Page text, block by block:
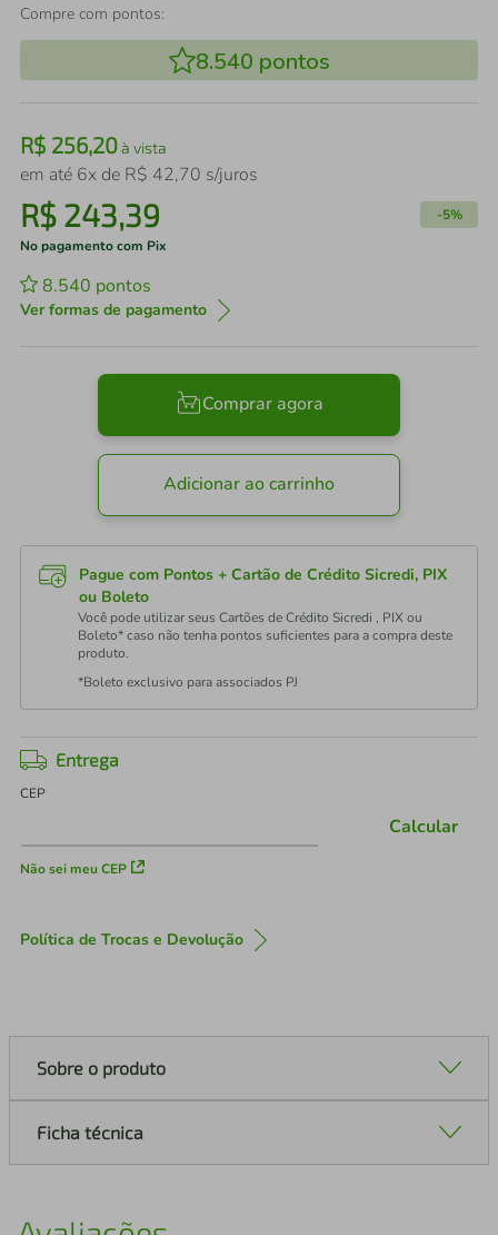
Compre com pontos:
8.540 pontos
R$ 256,20à vista
em até 6x de R$ 42,70 s/juros
R$ 243,39 -5%
No pagamento com Pix
8.540 pontos
Ver formas de pagamento
Comprar agora
Adicionar ao carrinho
Pague com Pontos + Cartão de Crédito Sicredi, PIX
ou Boleto
Você pode utilizar seus Cartões de Crédito Sicredi , PIX ou
Boleto* caso não tenha pontos suficientes para a compra deste
produto.
*Boleto exclusivo para associados PJ
Entrega
CEP
Não sei meu CEP
Calcular
Política de Trocas e Devolução
Sobre o produto
Ficha técnica